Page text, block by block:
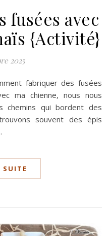
fusées avec
{Activité}
2025
ma chienne, nous nous
chemins qui bordent des
souvent des épis
SUITE